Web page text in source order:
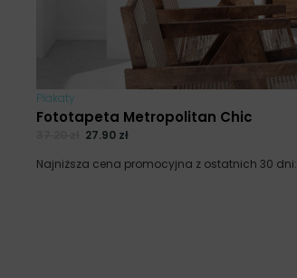
Plakaty
Fototapeta Metropolitan Chic
27.90 zł
Najniższa cena promocyjna z ostatnich 30 dni: